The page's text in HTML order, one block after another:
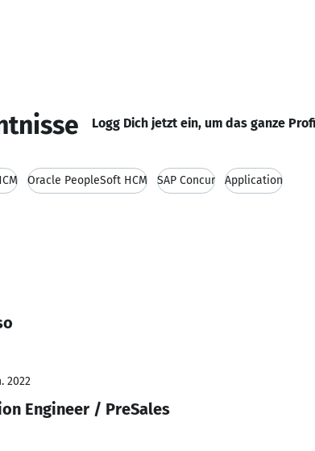
Logg Dich jetzt ein, um das ganze
Oracle PeopleSoft HCM SAP Concur Application
2022
Engineer / PreSales